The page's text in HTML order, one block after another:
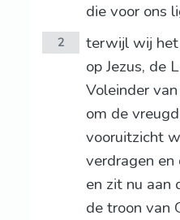
die voor ons
2
terwijl wij het
op Jezus, de
Voleinder
om de
vooruitzicht
verdragen
en zit nu aan
de troon van